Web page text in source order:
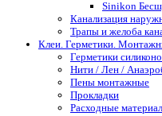
Sinikon
Канализация
Трапы и желоба
Клеи. Герметики.
Герметики
Нити / Лен /
Пены монтажные
Прокладки
Расходные